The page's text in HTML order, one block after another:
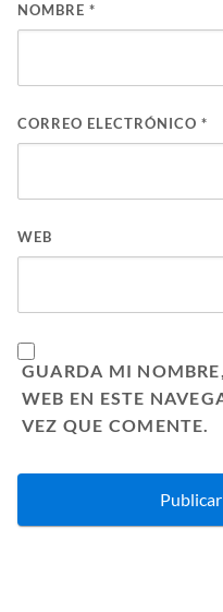
NOMBRE *
CORREO ELECTRÓNICO *
WEB
GUARDA MI
WEB EN ESTE
VEZ QUE COMENTE.